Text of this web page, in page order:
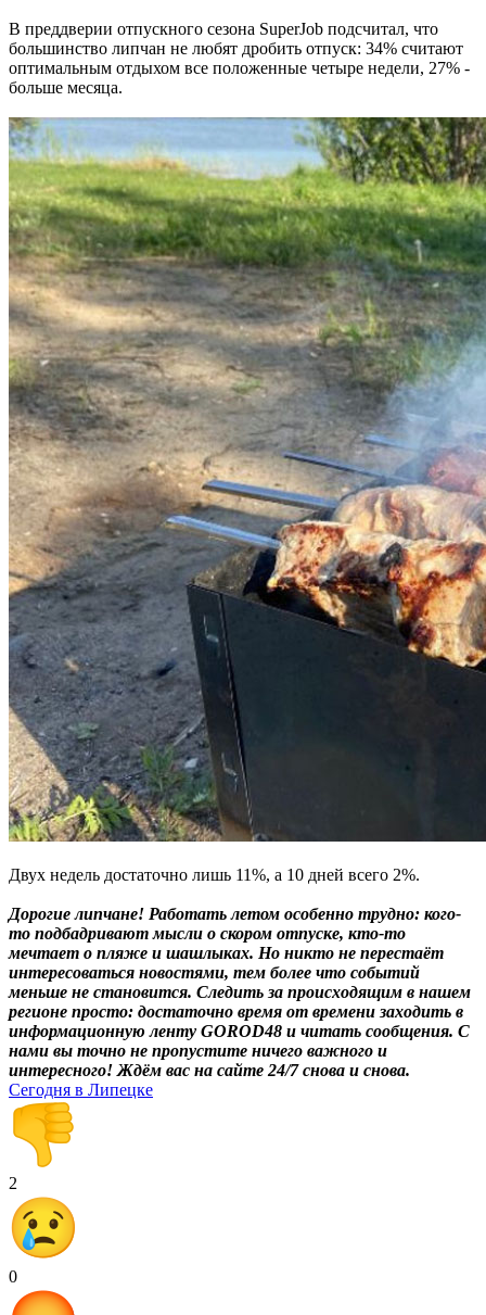
В преддверии отпускного сезона SuperJob подсчитал, что
большинство липчан не любят дробить отпуск: 34% считают
оптимальным отдыхом все положенные четыре недели, 27% -
больше месяца.
Двух недель достаточно лишь 11%, а 10 дней всего 2%.
Дорогие липчане! Работать летом особенно трудно: кого-
то подбадривают мысли о скором отпуске, кто-то
мечтает о пляже и шашлыках. Но никто не перестаёт
интересоваться новостями, тем более что событий
меньше не становится. Следить за происходящим в нашем
регионе просто: достаточно время от времени заходить в
информационную ленту GOROD48 и читать сообщения. С
нами вы точно не пропустите ничего важного и
интересного! Ждём вас на сайте 24/7 снова и снова.
Сегодня в Липецке
2
0